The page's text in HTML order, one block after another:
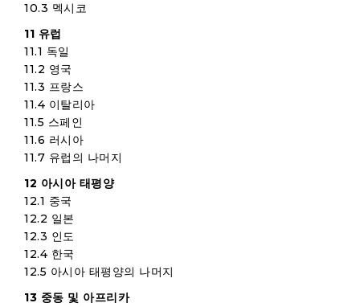
10.3 멕시코
11 유럽
11.1 독일
11.2 영국
11.3 프랑스
11.4 이탈리아
11.5 스페인
11.6 러시아
11.7 유럽의 나머지
12 아시아 태평양
12.1 중국
12.2 일본
12.3 인도
12.4 한국
12.5 아시아 태평양의 나머지
13 중동 및 아프리카